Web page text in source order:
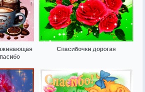
Спасибочки дорогая